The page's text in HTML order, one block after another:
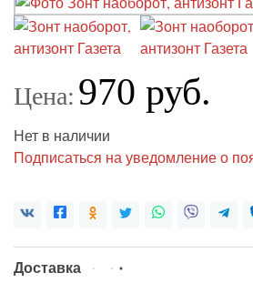
Цена: 970 руб.
Нет в наличии
Подписаться на уведомление о
Доставка